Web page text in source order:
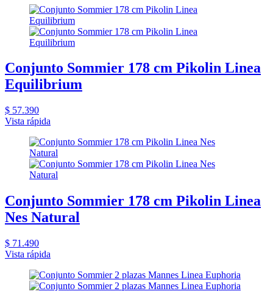
Conjunto Sommier 178 cm Pikolin Linea
Equilibrium
$ 57.390
Vista rápida
Conjunto Sommier 178 cm Pikolin Linea
Nes Natural
$ 71.490
Vista rápida